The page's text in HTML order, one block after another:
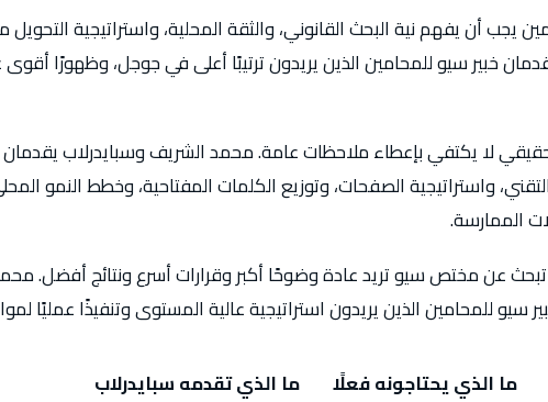
يجب أن يفهم نية البحث القانوني، والثقة المحلية، واستراتيجية
خبير سيو للمحامين الذين يريدون ترتيبًا أعلى في جوجل، وظهورًا أقوى
لا يكتفي بإعطاء ملاحظات عامة. محمد الشريف وسبايدرلاب
واستراتيجية الصفحات، وتوزيع الكلمات المفتاحية، وخطط النمو
الممارسة.
عن مختص سيو تريد عادة وضوحًا أكبر وقرارات أسرع ونتائج أفضل.
سيو للمحامين الذين يريدون استراتيجية عالية المستوى وتنفيذًا عمليًا
ما الذي يحتاجونه فعلًا
ما الذي تقدمه سبايدرلاب